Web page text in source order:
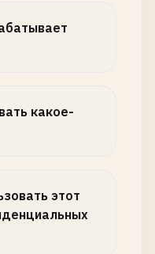
какое-
этот